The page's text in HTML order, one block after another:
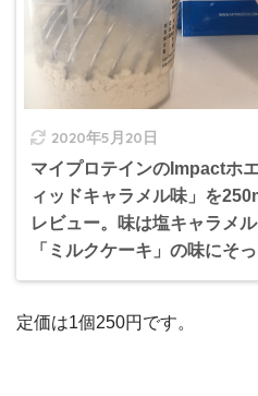
2020年5月20日
マイプロテインのImpactホ
ィッドキャラメル味」を
レビュー。味は塩キャラメ
「ミルクケーキ」の味にそ
定価は1個250円です。